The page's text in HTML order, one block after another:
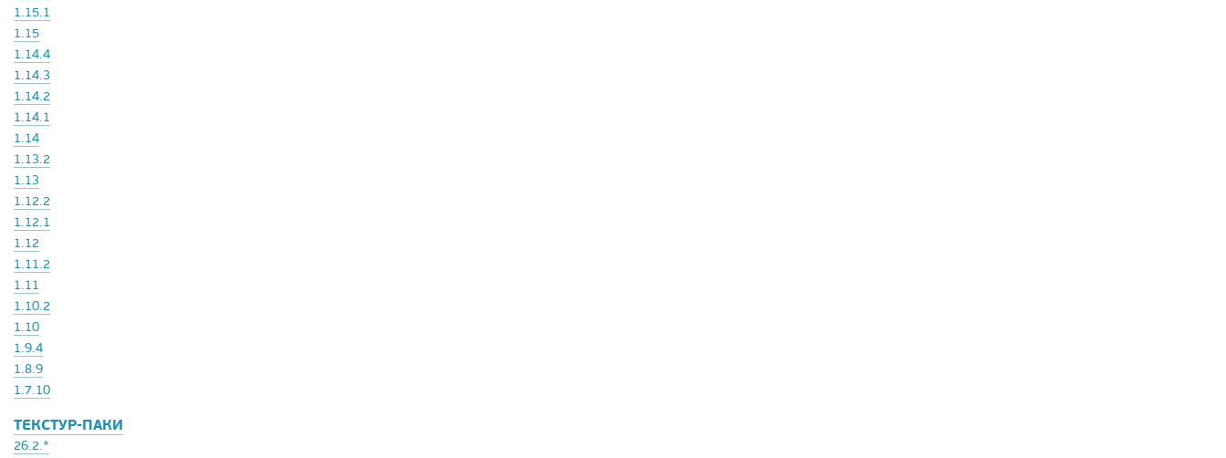
1.15.1
1.15
1.14.4
1.14.3
1.14.2
1.14.1
1.14
1.13.2
1.13
1.12.2
1.12.1
1.12
1.11.2
1.11
1.10.2
1.10
1.9.4
1.8.9
1.7.10
ТЕКСТУР-ПАКИ
26.2.*